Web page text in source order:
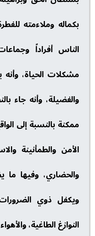
بكماله وملاءمته
الناس أفراداً
مشكلات الحياة،
والفضيلة، وأنه جاء
ممكنة بالنسبة إلى
الأمن والطمأنينة
والحضاري، وفيها ما
ويكفل ذوي
النوازغ الطاغية،